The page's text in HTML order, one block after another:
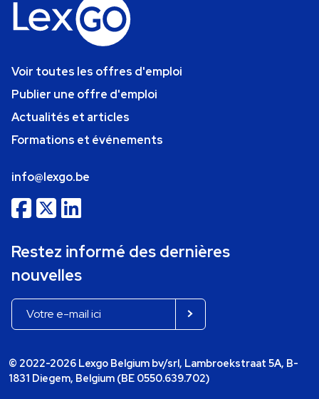
Voir toutes les offres d'emploi
Publier une offre d'emploi
Actualités et articles
Formations et événements
info@lexgo.be
Restez informé des dernières
nouvelles
© 2022-2026 Lexgo Belgium bv/srl, Lambroekstraat 5A, B-
1831 Diegem, Belgium (BE 0550.639.702)